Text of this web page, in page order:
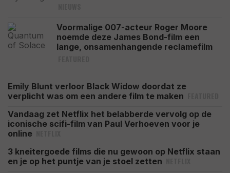
Voormalige 007-acteur Roger Moore
noemde deze James Bond-film een
lange, onsamenhangende reclamefilm
Emily Blunt verloor Black Widow doordat ze
verplicht was om een andere film te maken
Vandaag zet Netflix het belabberde vervolg op de
iconische scifi-film van Paul Verhoeven voor je
online
3 kneitergoede films die nu gewoon op Netflix staan
en je op het puntje van je stoel zetten